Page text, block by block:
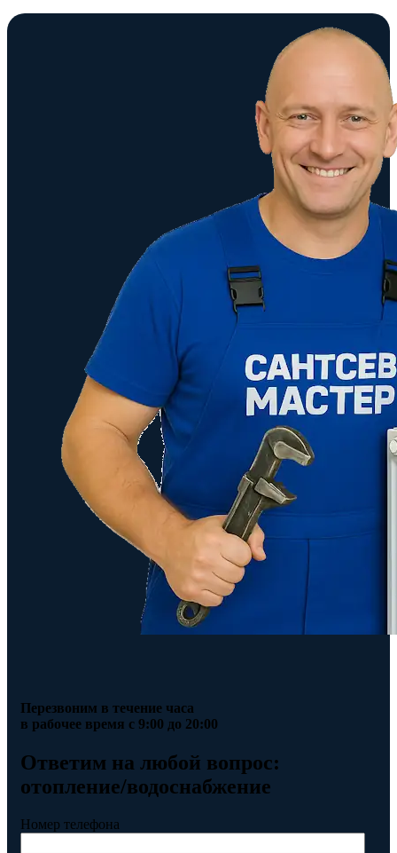
Перезвоним в течение часа
в рабочее время с 9:00 до 20:00
Ответим на любой вопрос:
отопление/водоснабжение
Номер телефона